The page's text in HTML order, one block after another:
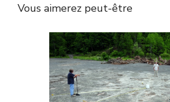
Vous aimerez peut-être